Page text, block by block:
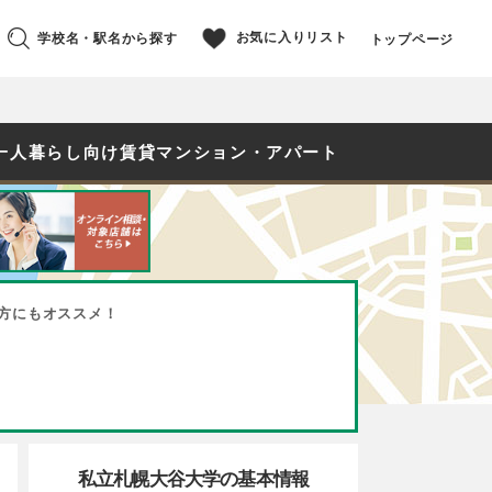
学校名・駅名から探す お気に入りリスト トップページ
暮らし向け賃貸マンション・アパート
にもオススメ！
私立札幌大谷大学の基本情報